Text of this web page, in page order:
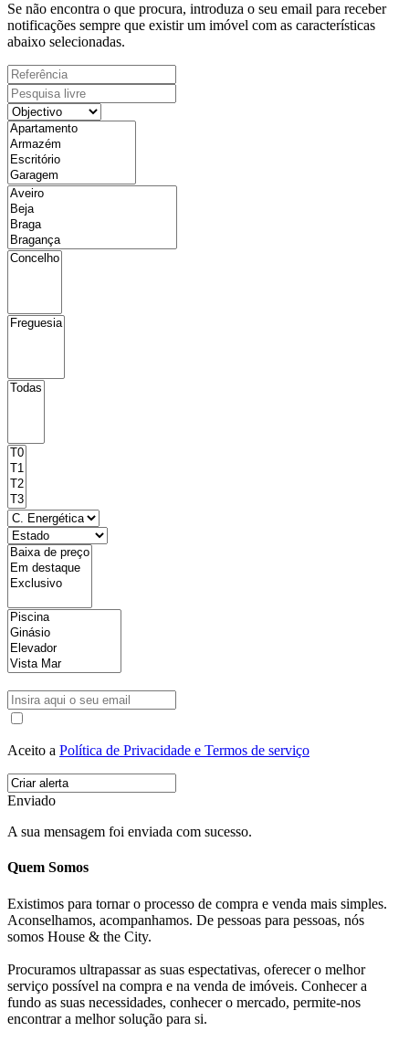
Se não encontra o que procura, introduza o seu email para receber
notificações sempre que existir um imóvel com as características
abaixo selecionadas.
Aceito a Política de Privacidade e Termos de serviço
Enviado
A sua mensagem foi enviada com sucesso.
Quem Somos
Existimos para tornar o processo de compra e venda mais simples.
Aconselhamos, acompanhamos. De pessoas para pessoas, nós
somos House & the City.
Procuramos ultrapassar as suas espectativas, oferecer o melhor
serviço possível na compra e na venda de imóveis. Conhecer a
fundo as suas necessidades, conhecer o mercado, permite-nos
encontrar a melhor solução para si.